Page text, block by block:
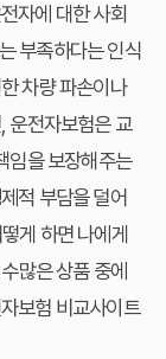
자에 대한 사회
부족하다는 인식
차량 파손이나
운전자보험은 교
임을 보장해주는
적 부담을 덜어
게 하면 나에게
많은 상품 중에
보험 비교사이트